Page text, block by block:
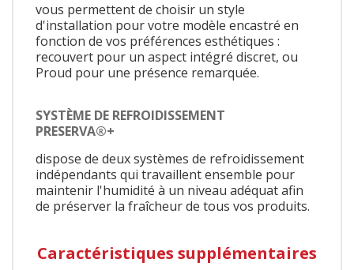
vous permettent de choisir un style
d'installation pour votre modèle encastré en
fonction de vos préférences esthétiques :
recouvert pour un aspect intégré discret, ou
Proud pour une présence remarquée.
SYSTÈME DE REFROIDISSEMENT
PRESERVA®+
dispose de deux systèmes de refroidissement
indépendants qui travaillent ensemble pour
maintenir l'humidité à un niveau adéquat afin
de préserver la fraîcheur de tous vos produits.
Caractéristiques supplémentaires